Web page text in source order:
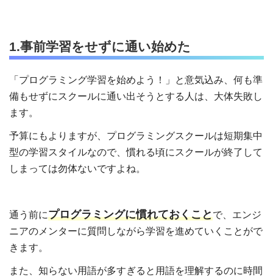
1.事前学習をせずに通い始めた
「プログラミング学習を始めよう！」と意気込み、何も準
備もせずにスクールに通い出そうとする人は、大体失敗し
ます。
予算にもよりますが、プログラミングスクールは短期集中
型の学習スタイルなので、慣れる頃にスクールが終了して
しまっては勿体ないですよね。
通う前にプログラミングに慣れておくことで、 エンジ
ニアのメンターに質問しながら学習を進めていくことがで
きます。
また、知らない用語が多すぎると用語を理解するのに時間